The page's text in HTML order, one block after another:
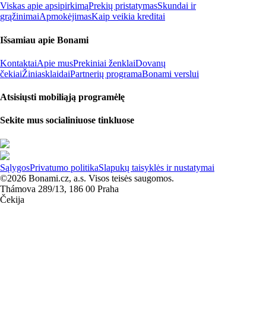
Viskas apie apsipirkimąPrekių pristatymasSkundai ir
grąžinimaiApmokėjimasKaip veikia kreditai
Išsamiau apie Bonami
KontaktaiApie musPrekiniai ženklaiDovanų
čekiaiŽiniasklaidaiPartnerių programaBonami verslui
Atsisiųsti mobiliąją programėlę
Sekite mus socialiniuose tinkluose
SąlygosPrivatumo politikaSlapukų taisyklės ir nustatymai
©2026 Bonami.cz, a.s. Visos teisės saugomos.
Thámova 289/13, 186 00 Praha
Čekija